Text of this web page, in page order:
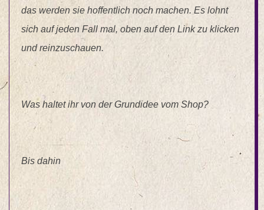
das werden sie hoffentlich noch machen. Es lohnt
sich auf jeden Fall mal, oben auf den Link zu klicken
und reinzuschauen.
Was haltet ihr von der Grundidee vom Shop?
Bis dahin